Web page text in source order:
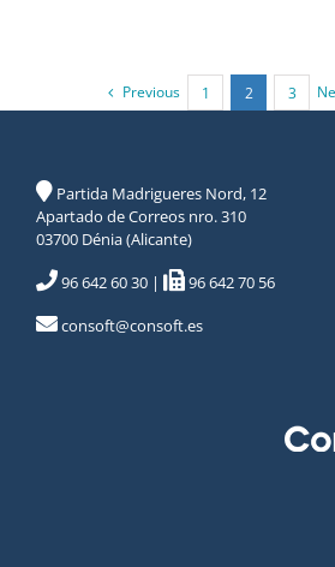
Previous 1 2 3
Partida Madrigueres Nord, 12
Apartado de Correos nro. 310
03700 Dénia (Alicante)
96 642 60 30 |
96 642 70 56
consoft@consoft.es